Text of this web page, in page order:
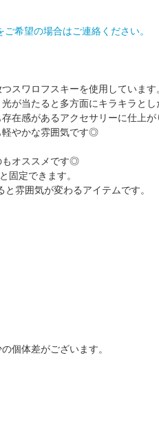
希望の場合はご連絡ください。
スワロフスキーを使用しています
が当たると多方面にキラキラとし
在感があるアクセサリーに仕上が
軽やかな雰囲気です◎
もオススメです◎
固定できます。
雰囲気が変わるアイテムです。
個体差がございます。